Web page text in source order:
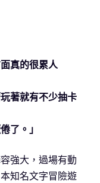
真的很累人
著就有不少抽卡
了。」
強大，過場有動
知名文字冒險遊